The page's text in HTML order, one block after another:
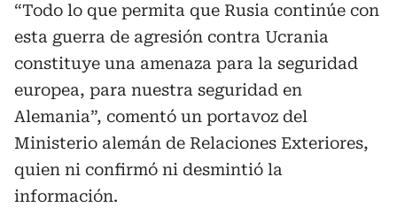
“Todo lo que permita que Rusia continúe con
esta guerra de agresión contra Ucrania
constituye una amenaza para la seguridad
europea, para nuestra seguridad en
Alemania”, comentó un portavoz del
Ministerio alemán de Relaciones Exteriores,
quien ni confirmó ni desmintió la
información.